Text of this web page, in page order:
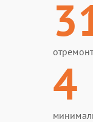
4